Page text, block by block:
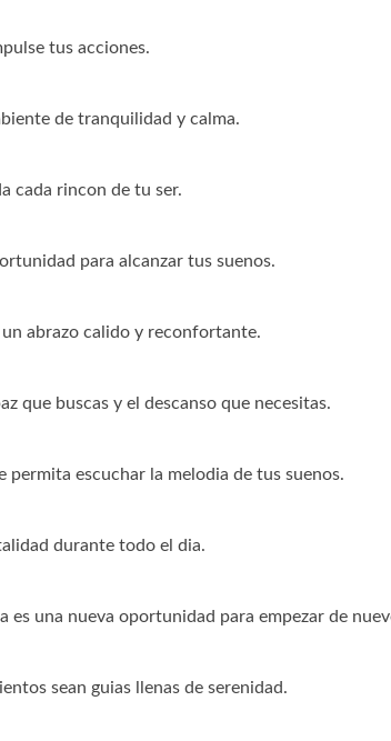
tus acciones.
de tranquilidad y calma.
cada rincon de tu ser.
para alcanzar tus suenos.
abrazo calido y reconfortante.
que buscas y el descanso que necesitas.
permita escuchar la melodia de tus suenos.
durante todo el dia.
es una nueva oportunidad para empezar de
sean guias llenas de serenidad.